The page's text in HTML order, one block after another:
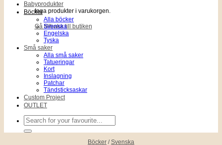
Inga produkter i varukorgen.
Gå tillbaka till butiken
Babyprodukter
Böcker
Alla böcker
Svenska
Engelska
Tyska
Små saker
Alla små saker
Tatueringar
Kort
Inslagning
Patchar
Tändsticksaskar
Custom Project
OUTLET
Sök
efter:
Böcker / Svenska